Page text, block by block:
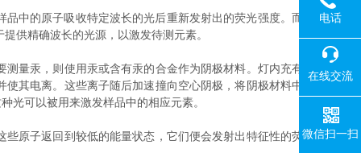
的原子吸收特定波长的光后重新发射出的荧光强度。而
供精确波长的光源，以激发待测元素。
汞，则使用汞或含有汞的合金作为阴极材料。灯内充有
其电离。这些离子随后加速撞向空心阴极，将阴极材料中
光可以被用来激发样品中的相应元素。
原子返回到较低的能量状态，它们便会发射出特征性的荧
电话
在线交流
微信扫一扫